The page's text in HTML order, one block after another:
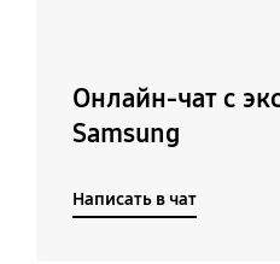
Онлайн-чат с
Samsung
Написать в чат